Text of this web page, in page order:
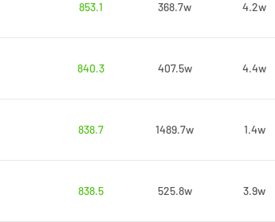
853.1
368.7w 4.2w
840.3
407.5w 4.4w
838.7
1489.7w 1.4w
838.5
525.8w 3.9w